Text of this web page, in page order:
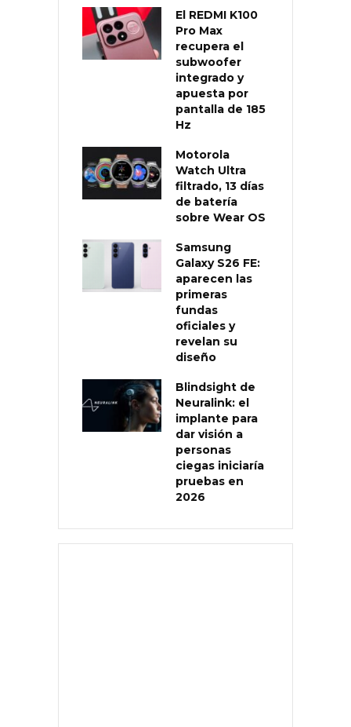
El REDMI K100
Pro Max
recupera el
subwoofer
integrado y
apuesta por
pantalla de 185
Hz
Motorola
Watch Ultra
filtrado, 13 días
de batería
sobre Wear OS
Samsung
Galaxy S26 FE:
aparecen las
primeras
fundas
oficiales y
revelan su
diseño
Blindsight de
Neuralink: el
implante para
dar visión a
personas
ciegas iniciaría
pruebas en
2026